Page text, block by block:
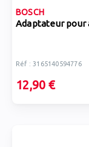
BOSCH
Adaptateur pour
Réf : 3165140594776
12,90 €